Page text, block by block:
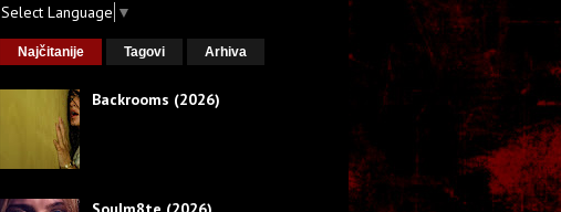
Select Language ▼
Najčitanije Tagovi Arhiva
Backrooms (2026)